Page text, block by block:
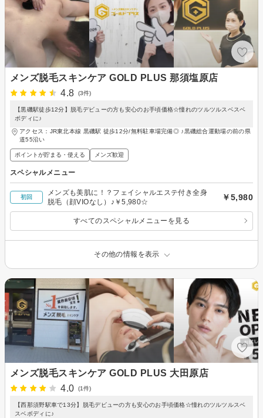
メンズ脱毛スキンケア GOLD PLUS 那須塩原店
4.8
(3件)
【黒磯駅徒歩12分】脱毛デビューの方も安心のお手頃価格☆憧れのツルツルスベスベ
ボディに♪
アクセス：JR東北本線 黒磯駅 徒歩12分/無料駐車場完備◎ ♪黒磯総合運動場の前の県
道55沿い
ポイントが貯まる・使える メンズ歓迎
スペシャルメニュー
初回
メンズも美肌に！？フェイシャルエステ付き全身
脱毛（顔VIOなし）♪￥5,980☆
￥5,980
すべてのスペシャルメニューを見る
その他の情報を表示
メンズ脱毛スキンケア GOLD PLUS 大田原店
4.0
(1件)
【西那須野駅車で13分】脱毛デビューの方も安心のお手頃価格☆憧れのツルツルスベ
スベボディに♪